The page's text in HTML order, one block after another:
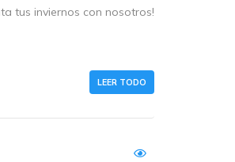
tus inviernos con nosotros!
LEER TODO